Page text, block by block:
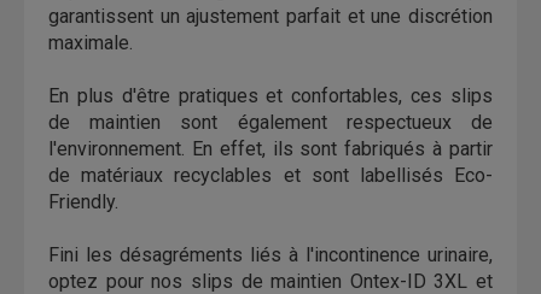
garantissent un ajustement parfait et une discrétion
maximale.
En plus d'être pratiques et confortables, ces slips
de maintien sont également respectueux de
l'environnement. En effet, ils sont fabriqués à partir
de matériaux recyclables et sont labellisés Eco-
Friendly.
Fini les désagréments liés à l'incontinence urinaire,
optez pour nos slips de maintien Ontex-ID 3XL et